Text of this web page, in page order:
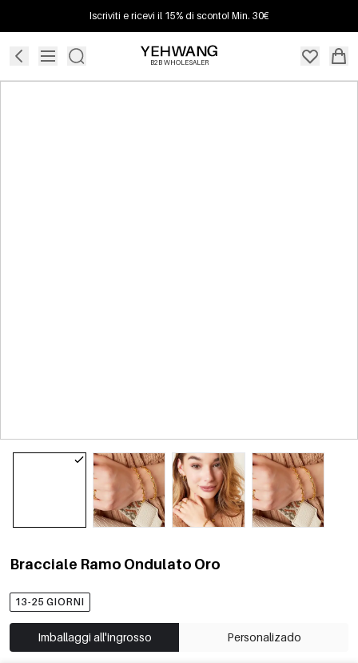
Iscriviti e ricevi il 15% di sconto! Min. 30€
B2B WHOLESALER
Bracciale Ramo Ondulato Oro
13-25 GIORNI
Imballaggi all'ingrosso Personalizado